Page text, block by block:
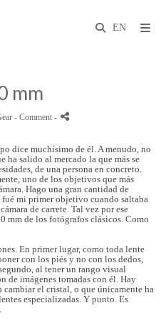
mm
- Comment -
dice muchísimo de él. A menudo, no
ha salido al mercado la que más se
de una persona en concreto.
uno de los objetivos que más
Hago una gran cantidad de
mi primer objetivo cuando saltaba
de carrete. Tal vez por ese
mm de los fotógrafos clásicos. Como
En primer lugar, como toda lente
con los piés y no con los dedos,
al tener un rango visual
de imágenes tomadas con él. Hay
el cristal, o que únicamente ha
especializadas. Y punto. Es